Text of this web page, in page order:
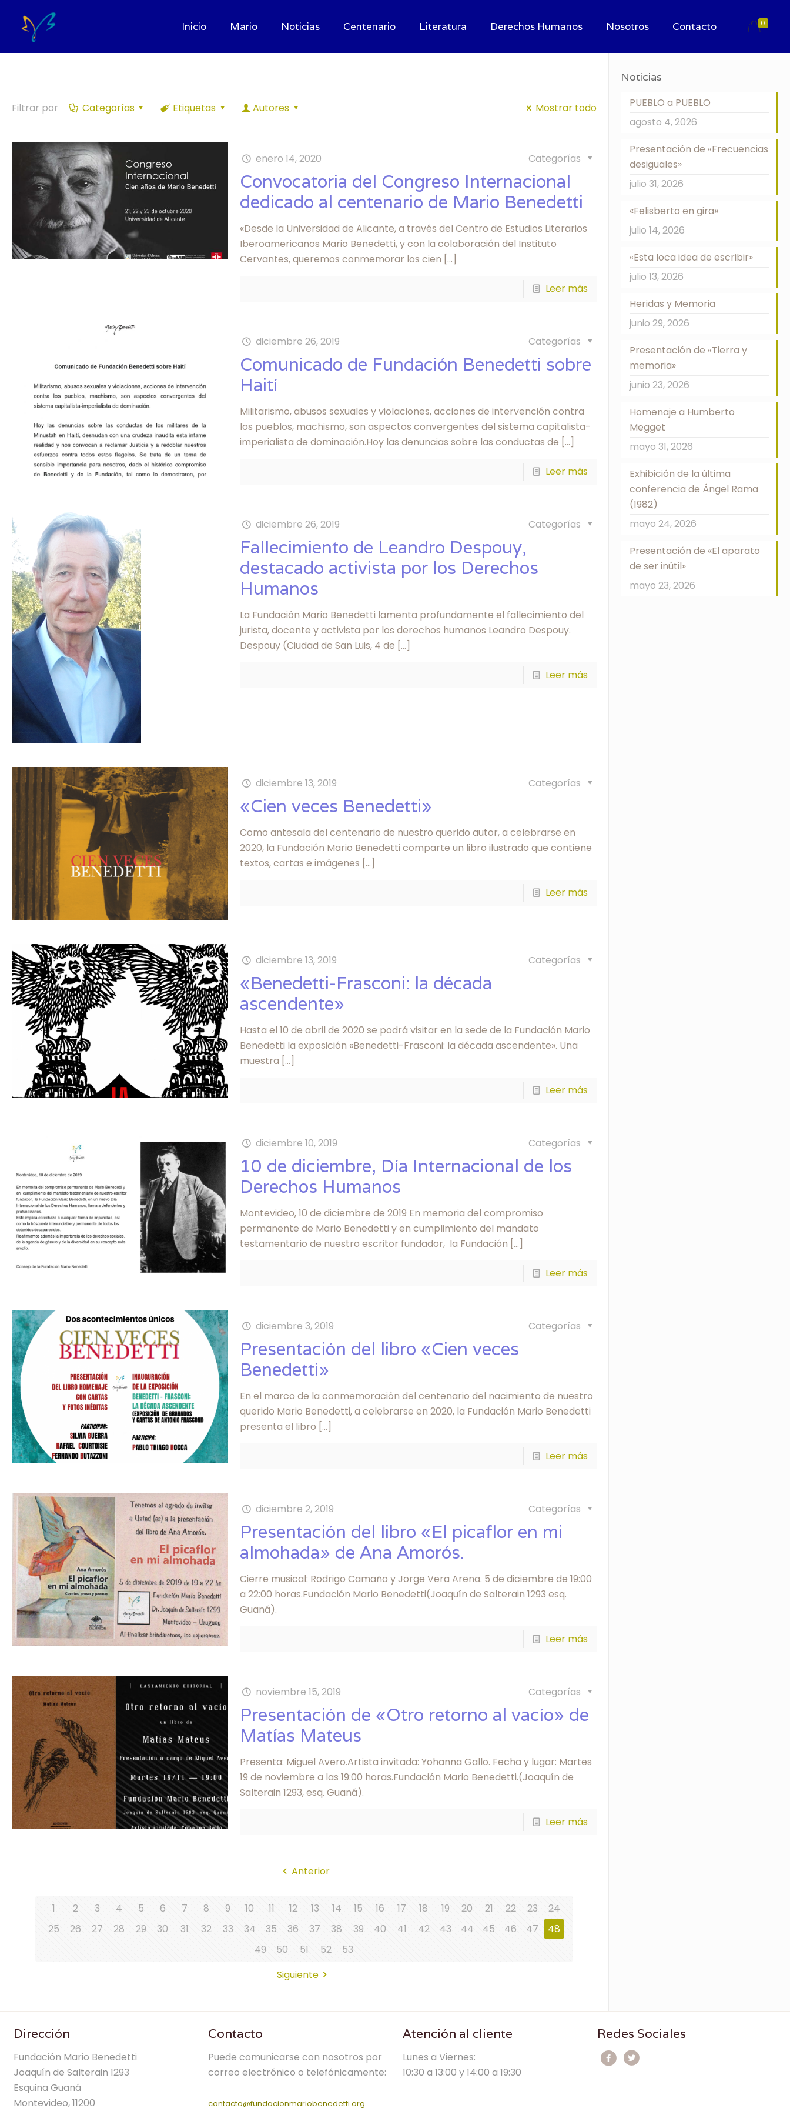
Inicio Mario Noticias Centenario Literatura Derechos Humanos Nosotros Contacto 0
Filtrar por Categorías Etiquetas Autores Mostrar todo
enero 14, 2020 Categorías
Convocatoria del Congreso Internacional
dedicado al centenario de Mario Benedetti
«Desde la Universidad de Alicante, a través del Centro de Estudios Literarios
Iberoamericanos Mario Benedetti, y con la colaboración del Instituto
Cervantes, queremos conmemorar los cien […]
Leer más
diciembre 26, 2019 Categorías
Comunicado de Fundación Benedetti sobre
Haití
Militarismo, abusos sexuales y violaciones, acciones de intervención contra
los pueblos, machismo, son aspectos convergentes del sistema capitalista-
imperialista de dominación.Hoy las denuncias sobre las conductas de […]
Leer más
diciembre 26, 2019 Categorías
Fallecimiento de Leandro Despouy,
destacado activista por los Derechos
Humanos
La Fundación Mario Benedetti lamenta profundamente el fallecimiento del
jurista, docente y activista por los derechos humanos Leandro Despouy.
Despouy (Ciudad de San Luis, 4 de […]
Leer más
diciembre 13, 2019 Categorías
«Cien veces Benedetti»
Como antesala del centenario de nuestro querido autor, a celebrarse en
2020, la Fundación Mario Benedetti comparte un libro ilustrado que contiene
textos, cartas e imágenes […]
Leer más
diciembre 13, 2019 Categorías
«Benedetti-Frasconi: la década
ascendente»
Hasta el 10 de abril de 2020 se podrá visitar en la sede de la Fundación Mario
Benedetti la exposición «Benedetti-Frasconi: la década ascendente». Una
muestra […]
Leer más
diciembre 10, 2019 Categorías
10 de diciembre, Día Internacional de los
Derechos Humanos
Montevideo, 10 de diciembre de 2019 En memoria del compromiso
permanente de Mario Benedetti y en cumplimiento del mandato
testamentario de nuestro escritor fundador, la Fundación […]
Leer más
diciembre 3, 2019 Categorías
Presentación del libro «Cien veces
Benedetti»
En el marco de la conmemoración del centenario del nacimiento de nuestro
querido Mario Benedetti, a celebrarse en 2020, la Fundación Mario Benedetti
presenta el libro […]
Leer más
diciembre 2, 2019 Categorías
Presentación del libro «El picaflor en mi
almohada» de Ana Amorós.
Cierre musical: Rodrigo Camaño y Jorge Vera Arena. 5 de diciembre de 19:00
a 22:00 horas.Fundación Mario Benedetti(Joaquín de Salterain 1293 esq.
Guaná).
Leer más
noviembre 15, 2019 Categorías
Presentación de «Otro retorno al vacío» de
Matías Mateus
Presenta: Miguel Avero.Artista invitada: Yohanna Gallo. Fecha y lugar: Martes
19 de noviembre a las 19:00 horas.Fundación Mario Benedetti.(Joaquín de
Salterain 1293, esq. Guaná).
Leer más
Anterior
1 2 3 4 5 6 7 8 9 10 11 12 13 14 15 16 17 18 19 20 21 22 23
24
25
26 27 28 29 30 31 32 33 34 35 36 37 38 39 40 41 42 43 44 45 46 47
48
49
50 51 52
53
Siguiente
Noticias
PUEBLO a PUEBLO
agosto 4, 2026
Presentación de «Frecuencias
desiguales»
julio 31, 2026
«Felisberto en gira»
julio 14, 2026
«Esta loca idea de escribir»
julio 13, 2026
Heridas y Memoria
junio 29, 2026
Presentación de «Tierra y
memoria»
junio 23, 2026
Homenaje a Humberto
Megget
mayo 31, 2026
Exhibición de la última
conferencia de Ángel Rama
(1982)
mayo 24, 2026
Presentación de «El aparato
de ser inútil»
mayo 23, 2026
Dirección
Fundación Mario Benedetti
Joaquín de Salterain 1293
Esquina Guaná
Montevideo, 11200
Contacto
Puede comunicarse con nosotros por
correo electrónico o telefónicamente:
contacto@fundacionmariobenedetti.org
Atención al cliente
Lunes a Viernes:
10:30 a 13:00 y 14:00 a 19:30
Redes Sociales